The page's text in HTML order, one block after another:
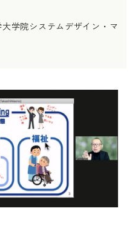
学院システムデザイン・マ